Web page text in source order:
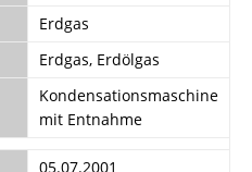
Erdgas
Erdgas, Erdölgas
Kondensationsmaschine
mit Entnahme
05.07.2001